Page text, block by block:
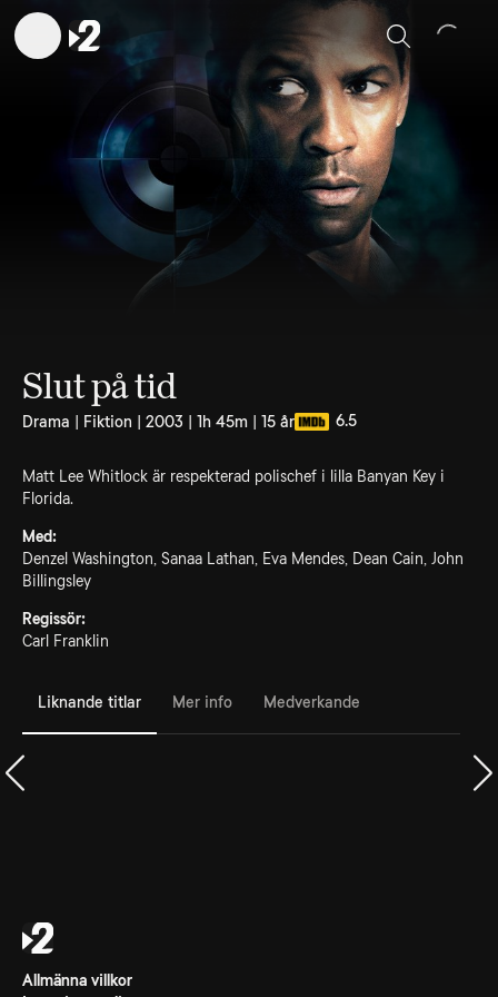
Sök
Slut på tid
Drama | Fiktion | 2003 | 1h 45m | 15 år 6.5
Matt Lee Whitlock är respekterad polischef i lilla Banyan Key i
Florida.
Med:
Denzel Washington, Sanaa Lathan, Eva Mendes, Dean Cain, John
Billingsley
Regissör:
Carl Franklin
Liknande titlar Mer info Medverkande
Allmänna villkor